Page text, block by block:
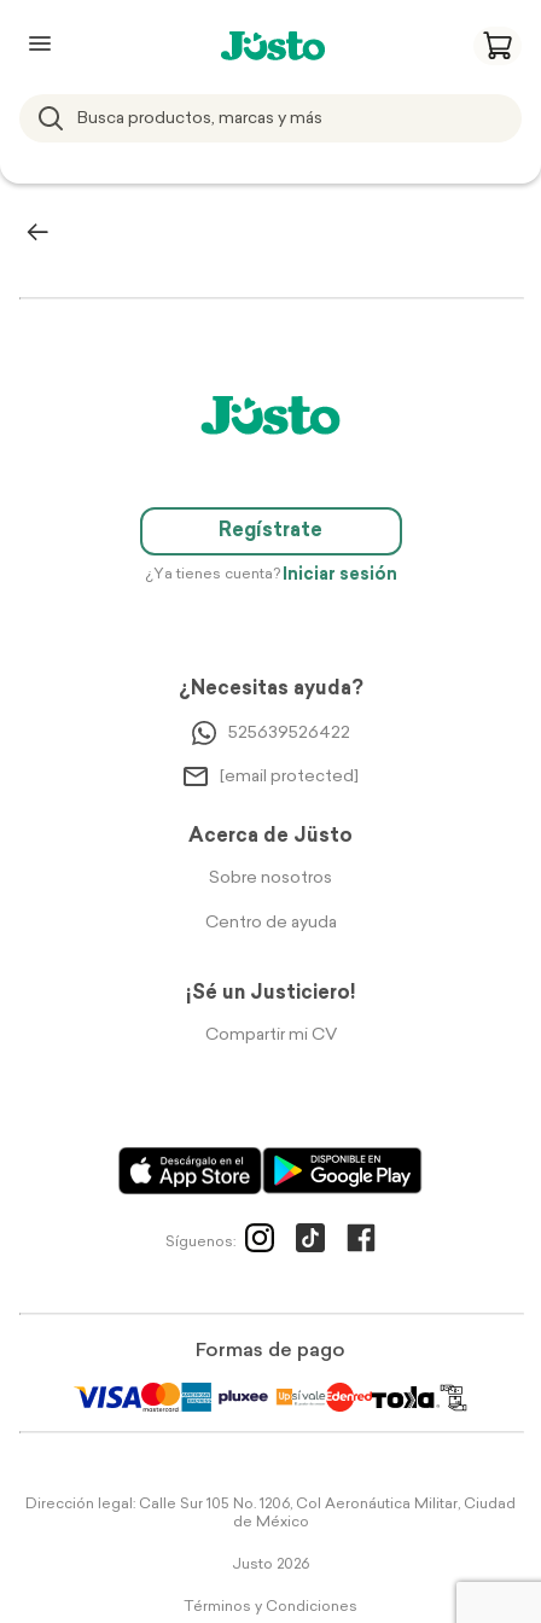
Regístrate
¿Ya tienes cuenta? Iniciar sesión
¿Necesitas ayuda?
525639526422
[email protected]
Acerca de Jüsto
Sobre nosotros
Centro de ayuda
¡Sé un Justiciero!
Compartir mi CV
Síguenos:
Formas de pago
Dirección legal: Calle Sur 105 No. 1206, Col Aeronáutica Militar, Ciudad
de México
Justo 2026
Términos y Condiciones